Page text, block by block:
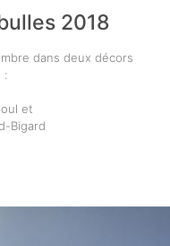
2018
dans deux décors
:
et
Bigard